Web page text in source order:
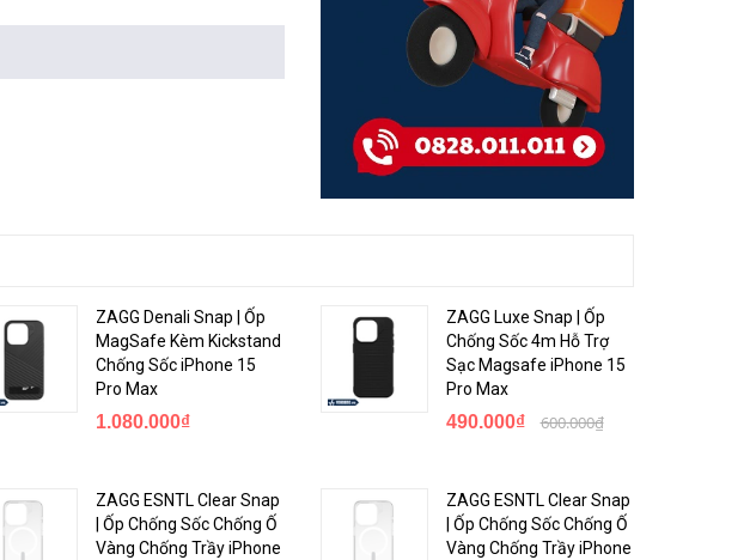
ZAGG Denali Snap | Ốp
MagSafe Kèm Kickstand
Chống Sốc iPhone 15
Pro Max
1.080.000₫
ZAGG Luxe Snap | Ốp
Chống Sốc 4m Hỗ Trợ
Sạc Magsafe iPhone 15
Pro Max
490.000₫ 600.000₫
ZAGG ESNTL Clear Snap
| Ốp Chống Sốc Chống Ố
Vàng Chống Trầy iPhone
ZAGG ESNTL Clear Snap
| Ốp Chống Sốc Chống Ố
Vàng Chống Trầy iPhone